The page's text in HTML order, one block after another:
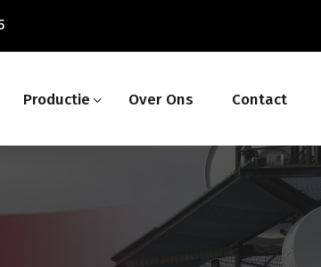
Productie Over Ons Contact